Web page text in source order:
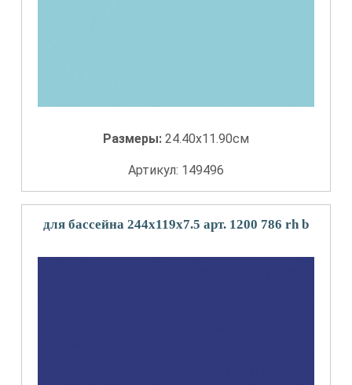
Размеры: 24.40x11.90см
Артикул: 149496
для бассейна 244x119x7.5 арт. 1200 786 rh b